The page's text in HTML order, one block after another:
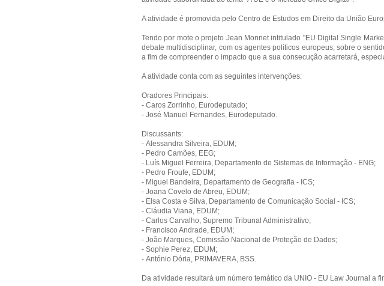
A atividade é promovida pelo Centro de Estudos em Direito da União
Tendo por mote o projeto Jean Monnet intitulado "EU Digital Single
debate multidisciplinar, com os agentes políticos europeus, sobre o
a fim de compreender o impacto que a sua consecução acarretará,
A atividade conta com as seguintes intervenções:
Oradores Principais:
- Caros Zorrinho, Eurodeputado;
- José Manuel Fernandes, Eurodeputado.
Discussants:
- Alessandra Silveira, EDUM;
- Pedro Camões, EEG;
- Luís Miguel Ferreira, Departamento de Sistemas de Informação - ENG;
- Pedro Froufe, EDUM;
- Miguel Bandeira, Departamento de Geografia - ICS;
- Joana Covelo de Abreu, EDUM;
- Elsa Costa e Silva, Departamento de Comunicação Social - ICS;
- Cláudia Viana, EDUM;
- Carlos Carvalho, Supremo Tribunal Administrativo;
- Francisco Andrade, EDUM;
- João Marques, Comissão Nacional de Proteção de Dados;
- Sophie Perez, EDUM;
- António Dória, PRIMAVERA, BSS.
Da atividade resultará um número temático da UNIO - EU Law Journal a